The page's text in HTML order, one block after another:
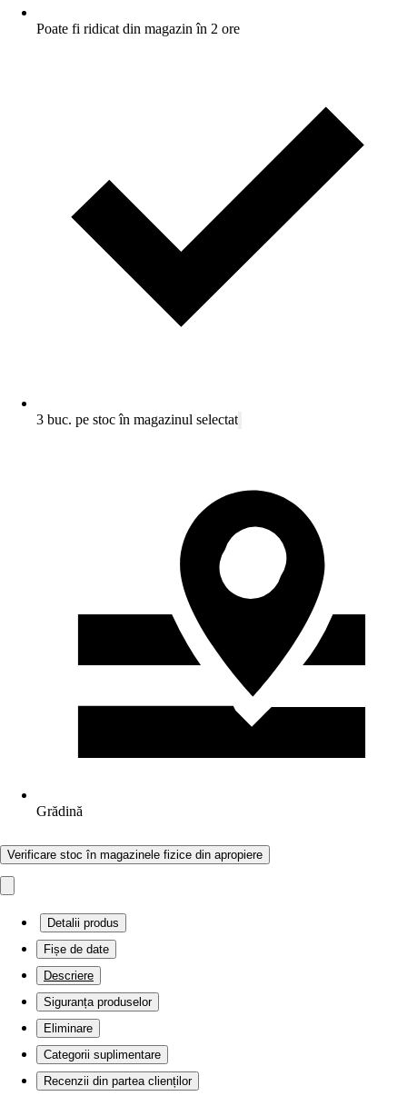
Poate fi ridicat din magazin în 2 ore
3 buc. pe stoc în magazinul selectat
Grădină
Verificare stoc în magazinele fizice din apropiere
Detalii produs
Fișe de date
Descriere
Siguranța produselor
Eliminare
Categorii suplimentare
Recenzii din partea clienților